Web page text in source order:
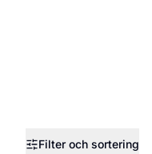
Filter och sortering